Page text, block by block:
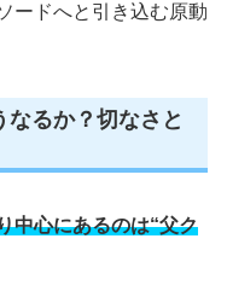
ードへと引き込む原動
なるか？切なさと
中心にあるのは“父ク